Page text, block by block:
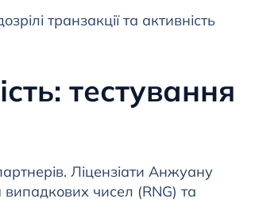
транзакції та активність
тестування
Ліцензіати Анжуану
випадкових чисел (RNG) та